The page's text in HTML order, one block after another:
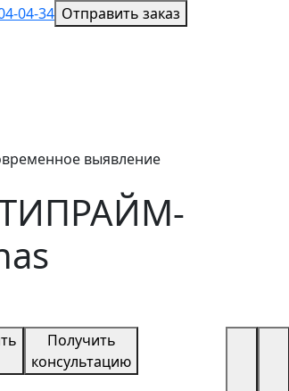
04-34 Отправить заказ
выявление
Получить
консультацию